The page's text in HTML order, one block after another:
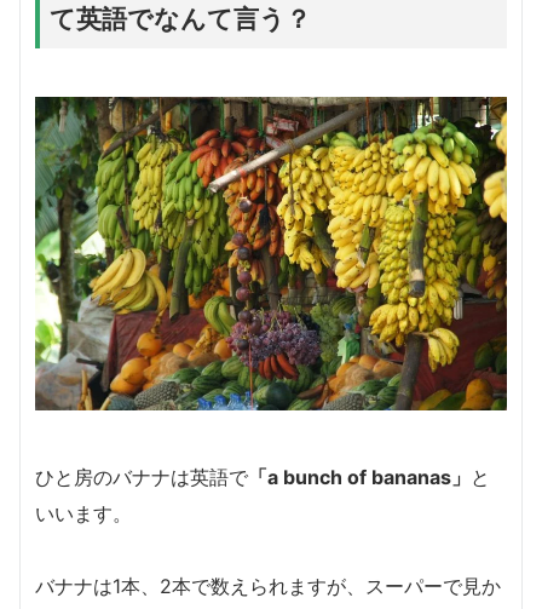
て英語でなんて言う？
ひと房のバナナは英語で 「a bunch of bananas」 と
いいます。
バナナは1本、2本で数えられますが、スーパーで見か